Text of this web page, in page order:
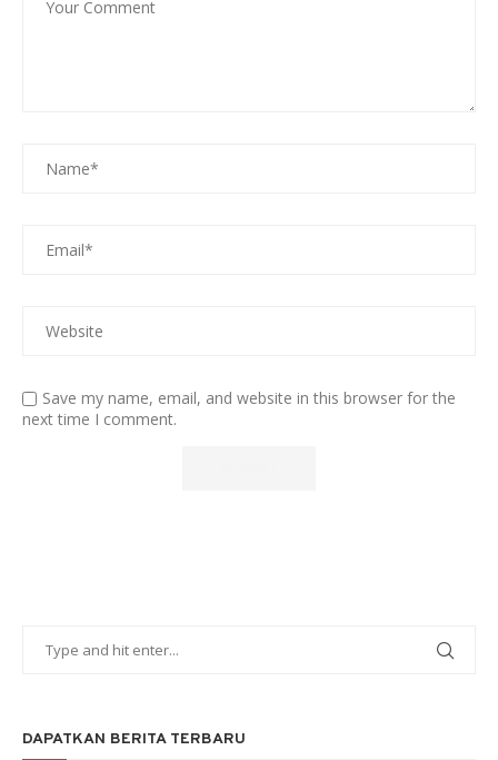
Save my name, email, and website in this browser for the
next time I comment.
DAPATKAN BERITA TERBARU